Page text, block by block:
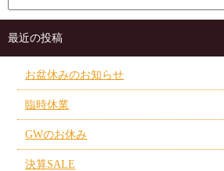
最近の投稿
お盆休みのお知らせ
臨時休業
GWのお休み
決算SALE